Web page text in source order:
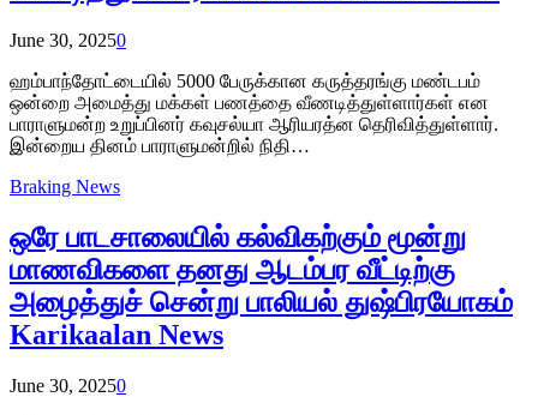
June 30, 20250
ஹம்பாந்தோட்டையில் 5000 பேருக்கான கருத்தரங்கு மண்டபம்
ஒன்றை அமைத்து மக்கள் பணத்தை வீணடித்துள்ளார்கள் என
பாராளுமன்ற உறுப்பினர் கவுசல்யா ஆரியரத்ன தெரிவித்துள்ளார்.
இன்றைய தினம் பாராளுமன்றில் நிதி…
Braking News
ஒரே பாடசாலையில் கல்விகற்கும் மூன்று
மாணவிகளை தனது ஆடம்பர வீட்டிற்கு
அழைத்துச் சென்று பாலியல் துஷ்பிரயோகம்
Karikaalan News
June 30, 20250